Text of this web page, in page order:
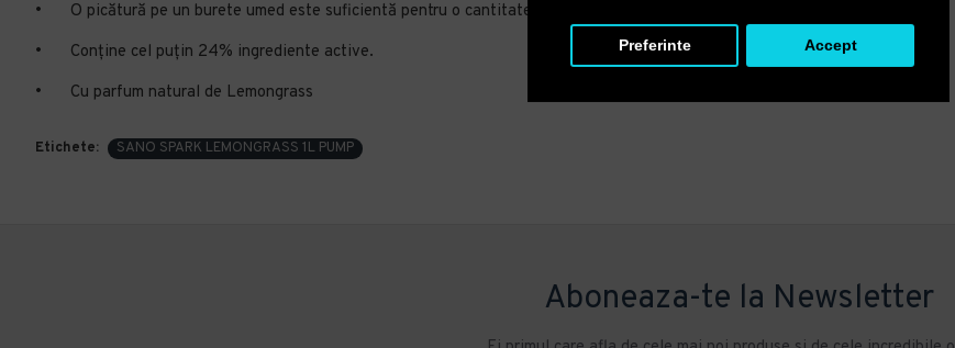
Preferinte Accept
•
O picătură pe un burete umed este suficientă pentru o cantitate mare de vase şi tacâmuri.
•
Conține cel puțin 24% ingrediente active.
•
Cu parfum natural de Lemongrass
Etichete: SANO SPARK LEMONGRASS 1L PUMP
Aboneaza-te la Newsletter